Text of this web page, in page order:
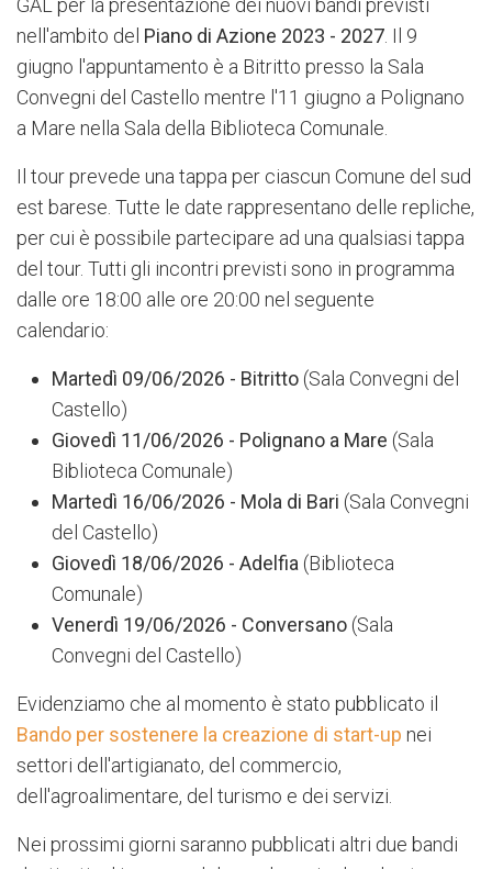
GAL per la presentazione dei nuovi bandi previsti
nell'ambito del Piano di Azione 2023 - 2027 . Il 9
giugno l'appuntamento è a Bitritto presso la Sala
Convegni del Castello mentre l'11 giugno a Polignano
a Mare nella Sala della Biblioteca Comunale.
Il tour prevede una tappa per ciascun Comune del sud
est barese. Tutte le date rappresentano delle repliche,
per cui è possibile partecipare ad una qualsiasi tappa
del tour. Tutti gli incontri previsti sono in programma
dalle ore 18:00 alle ore 20:00 nel seguente
calendario:
Martedì 09/06/2026 - Bitritto (Sala Convegni del
Castello)
Giovedì 11/06/2026 - Polignano a Mare (Sala
Biblioteca Comunale)
Martedì 16/06/2026 - Mola di Bari (Sala Convegni
del Castello)
Giovedì 18/06/2026 - Adelfia (Biblioteca
Comunale)
Venerdì 19/06/2026 - Conversano (Sala
Convegni del Castello)
Evidenziamo che al momento è stato pubblicato il
Bando per sostenere la creazione di start-up nei
settori dell'artigianato, del commercio,
dell'agroalimentare, del turismo e dei servizi.
Nei prossimi giorni saranno pubblicati altri due bandi